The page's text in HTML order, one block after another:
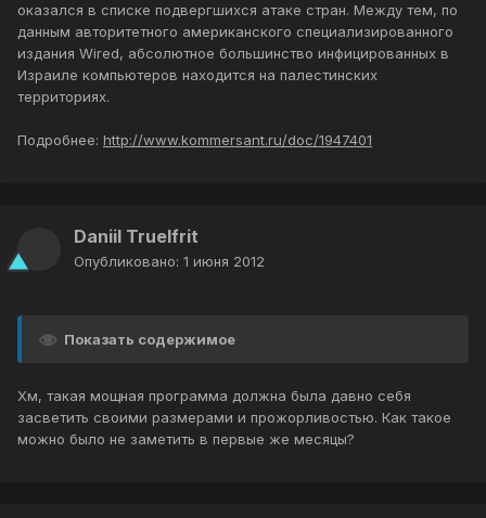
оказался в списке подвергшихся атаке стран. Между тем, по
данным авторитетного американского специализированного
издания Wired, абсолютное большинство инфицированных в
Израиле компьютеров находится на палестинских
территориях.
Подробнее: http://www.kommersant.ru/doc/1947401
Daniil TrueIfrit
Опубликовано: 1 июня 2012
Показать содержимое
Хм, такая мощная программа должна была давно себя
засветить своими размерами и прожорливостью. Как такое
можно было не заметить в первые же месяцы?